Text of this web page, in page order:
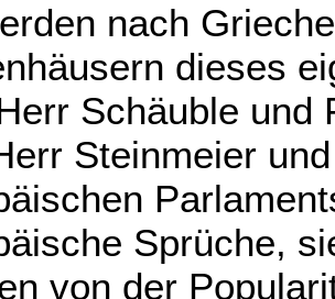
nach
dieses
Schäuble und
Steinmeier
Sprüche,
von der